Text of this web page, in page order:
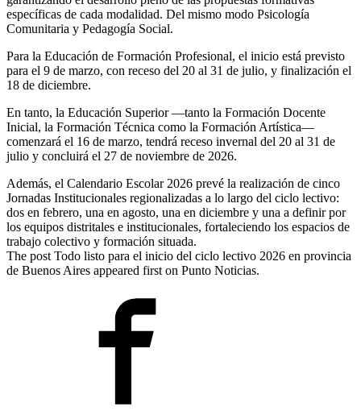
específicas de cada modalidad. Del mismo modo Psicología
Comunitaria y Pedagogía Social.
Para la Educación de Formación Profesional, el inicio está previsto
para el 9 de marzo, con receso del 20 al 31 de julio, y finalización el
18 de diciembre.
En tanto, la Educación Superior —tanto la Formación Docente
Inicial, la Formación Técnica como la Formación Artística—
comenzará el 16 de marzo, tendrá receso invernal del 20 al 31 de
julio y concluirá el 27 de noviembre de 2026.
Además, el Calendario Escolar 2026 prevé la realización de cinco
Jornadas Institucionales regionalizadas a lo largo del ciclo lectivo:
dos en febrero, una en agosto, una en diciembre y una a definir por
los equipos distritales e institucionales, fortaleciendo los espacios de
trabajo colectivo y formación situada.
The post Todo listo para el inicio del ciclo lectivo 2026 en provincia
de Buenos Aires appeared first on Punto Noticias.